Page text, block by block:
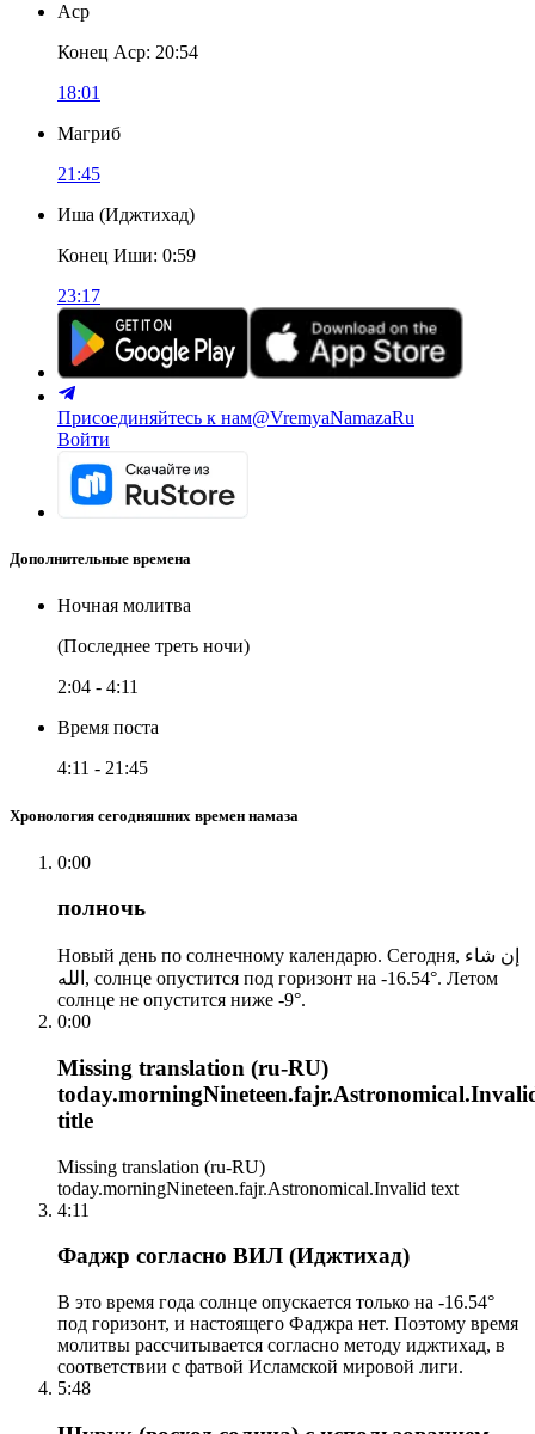
Аср
Конец Аср: 20:54
18:01
Магриб
21:45
Иша (Иджтихад)
Конец Иши: 0:59
23:17
Присоединяйтесь к нам@VremyaNamazaRu
Войти
Дополнительные времена
Ночная молитва
(Последнее треть ночи)
2:04 - 4:11
Время поста
4:11 - 21:45
Хронология сегодняшних времен намаза
0:00
полночь
Новый день по солнечному календарю. Сегодня, إن شاء
الله, солнце опустится под горизонт на -16.54°. Летом
солнце не опустится ниже -9°.
0:00
Missing translation (ru-RU)
title
Missing translation (ru-RU)
today.morningNineteen.fajr.Astronomical.Invalid text
4:11
Фаджр согласно ВИЛ (Иджтихад)
В это время года солнце опускается только на -16.54°
под горизонт, и настоящего Фаджра нет. Поэтому время
молитвы рассчитывается согласно методу иджтихад, в
соответствии с фатвой Исламской мировой лиги.
5:48